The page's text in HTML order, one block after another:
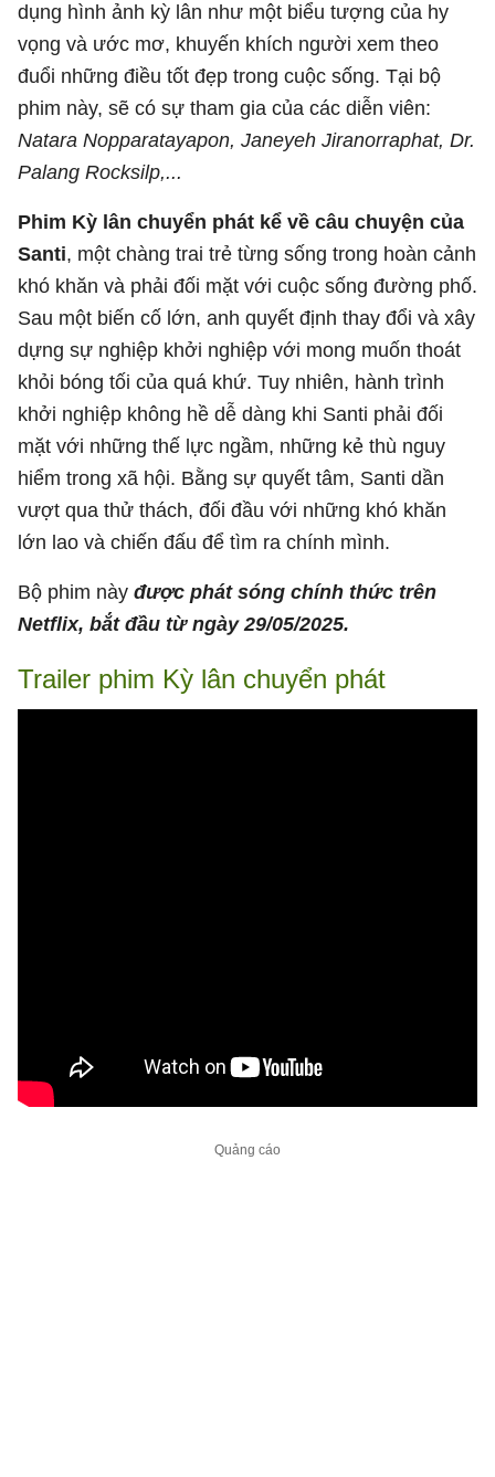
dụng hình ảnh kỳ lân như một biểu tượng của hy
vọng và ước mơ, khuyến khích người xem theo
đuổi những điều tốt đẹp trong cuộc sống. Tại bộ
phim này, sẽ có sự tham gia của các diễn viên:
Natara Nopparatayapon, Janeyeh Jiranorraphat, Dr.
Palang Rocksilp,...
Phim Kỳ lân chuyển phát kể về câu chuyện của
Santi, một chàng trai trẻ từng sống trong hoàn cảnh
khó khăn và phải đối mặt với cuộc sống đường phố.
Sau một biến cố lớn, anh quyết định thay đổi và xây
dựng sự nghiệp khởi nghiệp với mong muốn thoát
khỏi bóng tối của quá khứ. Tuy nhiên, hành trình
khởi nghiệp không hề dễ dàng khi Santi phải đối
mặt với những thế lực ngầm, những kẻ thù nguy
hiểm trong xã hội. Bằng sự quyết tâm, Santi dần
vượt qua thử thách, đối đầu với những khó khăn
lớn lao và chiến đấu để tìm ra chính mình.
Bộ phim này được phát sóng chính thức trên
Netflix, bắt đầu từ ngày 29/05/2025.
Trailer phim Kỳ lân chuyển phát